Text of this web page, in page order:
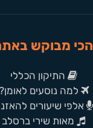
הכי מבוקש
התיקון הכללי
למה נוסעים
אלפי שיעורים
מאות שירי ברסלב